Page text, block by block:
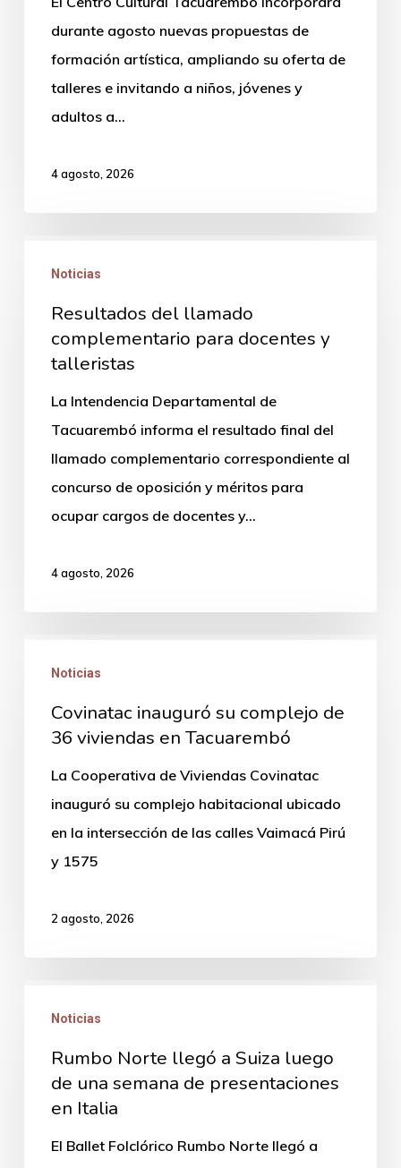
Centro
Cultural
Tacuarembó
durante agosto nuevas propuestas de
formación artística, ampliando su oferta de
talleres e invitando a niños, jóvenes y
adultos a…
4 agosto, 2026
llamado
complementario
para
docentes
talleristas
Noticias
Resultados del llamado
complementario para docentes y
talleristas
La Intendencia Departamental de
Tacuarembó informa el resultado final del
llamado complementario correspondiente al
concurso de oposición y méritos para
ocupar cargos de docentes y…
4 agosto, 2026
inauguró
complejo
Noticias
Covinatac inauguró su complejo de
36 viviendas en Tacuarembó
La Cooperativa de Viviendas Covinatac
inauguró su complejo habitacional ubicado
en la intersección de las calles Vaimacá Pirú
y 1575
2 agosto, 2026
Norte
llegó
Suiza
luego
Noticias
Rumbo Norte llegó a Suiza luego
de una semana de presentaciones
en Italia
El Ballet Folclórico Rumbo Norte llegó a